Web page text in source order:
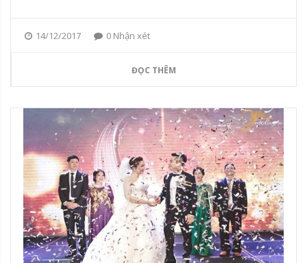
14/12/2017 0 Nhận xét
ĐỌC THÊM